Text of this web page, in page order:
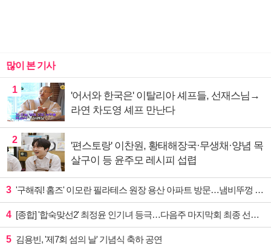
많이 본 기사
1
'어서와 한국은' 이탈리아 셰프들, 선재스님→
라연 차도영 셰프 만난다
2
'편스토랑' 이찬원, 황태해장국·무생채·양념 목
살구이 등 윤주모 레시피 섭렵
3 '구해줘! 홈즈' 이모란 필라테스 원장 용산 아파트 방문…냄비뚜껑 운동법 소개
4 [종합] '합숙맞선2' 최정윤 인기녀 등극…다음주 마지막회 최종 선택 예고
5 김용빈, '제7회 섬의 날' 기념식 축하 공연